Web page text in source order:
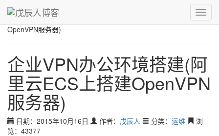
青，取之于蓝而青于蓝；冰，水为之而寒于水。
戊辰人博客 ›
企业VPN办公环境搭建(阿里云ECS上搭建
OpenVPN服务器)
企业VPN办公环境搭建(阿
里云ECS上搭建OpenVPN
服务器)
日期：2015年10月16日 作者： 戊辰人 分类： 运维
浏
览：43377